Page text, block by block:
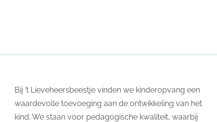
Bij ’t Lieveheersbeestje vinden we kinderopvang een
waardevolle toevoeging aan de ontwikkeling van het
kind. We staan voor pedagogische kwaliteit, waarbij